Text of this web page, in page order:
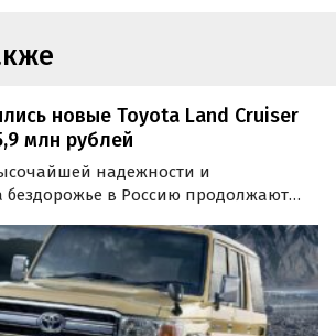
новые Toyota Land Cruiser
млн рублей
надежности и
бездорожье в Россию продолжают
эти внедорожники по-
а цены на них на одном из